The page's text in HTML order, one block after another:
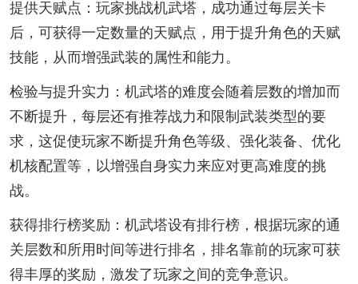
提供天赋点：玩家挑战机武塔，成功通过每层关卡
后，可获得一定数量的天赋点，用于提升角色的天赋
技能，从而增强武装的属性和能力。
检验与提升实力：机武塔的难度会随着层数的增加而
不断提升，每层还有推荐战力和限制武装类型的要
求，这促使玩家不断提升角色等级、强化装备、优化
机核配置等，以增强自身实力来应对更高难度的挑
战。
获得排行榜奖励：机武塔设有排行榜，根据玩家的通
关层数和所用时间等进行排名，排名靠前的玩家可获
得丰厚的奖励，激发了玩家之间的竞争意识。